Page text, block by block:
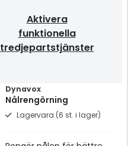
Aktivera
funktionella
tredjepartstjänster
Dynavox
Nålrengörning
Lagervara (6 st. i lager)